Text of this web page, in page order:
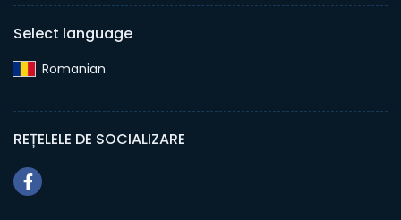
Select language
Romanian‎
REȚELELE DE SOCIALIZARE